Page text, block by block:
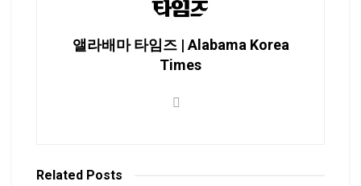
앨라배마 타임즈 | Alabama Korea
Times
Related Posts